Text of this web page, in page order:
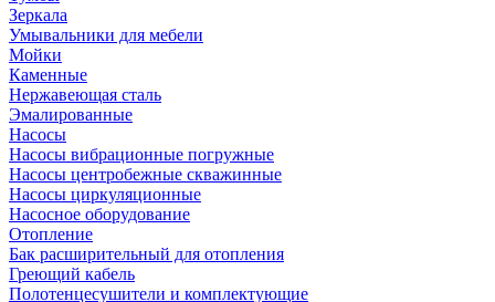
Зеркала
Умывальники для мебели
Мойки
Каменные
Нержавеющая сталь
Эмалированные
Насосы
Насосы вибрационные погружные
Насосы центробежные скважинные
Насосы циркуляционные
Насосное оборудование
Отопление
Бак расширительный для отопления
Греющий кабель
Полотенцесушители и комплектующие